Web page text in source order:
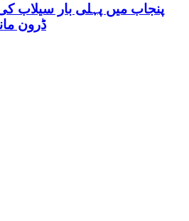
پنجاب میں پہلی بار سیلاب
ڈرون